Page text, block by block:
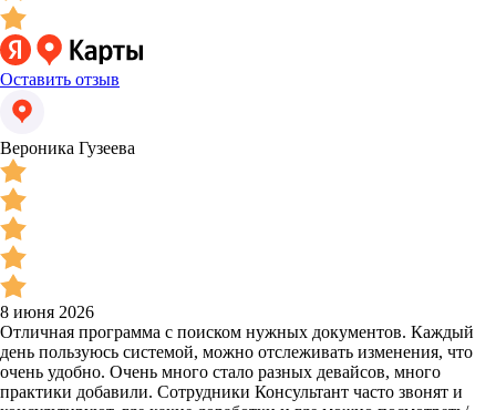
Оставить отзыв
Вероника Гузеева
8 июня 2026
Отличная программа с поиском нужных документов. Каждый
день пользуюсь системой, можно отслеживать изменения, что
очень удобно. Очень много стало разных девайсов, много
практики добавили. Сотрудники Консультант часто звонят и